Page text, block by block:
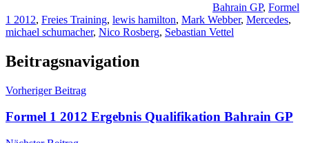
Bahrain GP, Formel
1 2012, Freies Training, lewis hamilton, Mark Webber, Mercedes,
michael schumacher, Nico Rosberg, Sebastian Vettel
Beitragsnavigation
Vorheriger Beitrag
Formel 1 2012 Ergebnis Qualifikation Bahrain GP